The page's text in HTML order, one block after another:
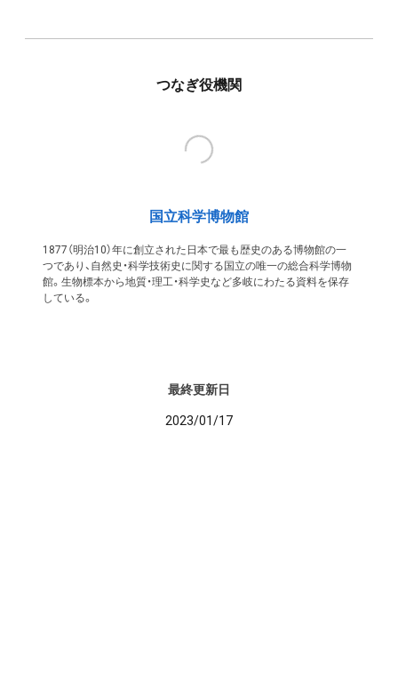
つなぎ役機関
国立科学博物館
1877（明治10）年に創立された日本で最も歴史のある博物館の一
つであり、自然史・科学技術史に関する国立の唯一の総合科学博物
館。生物標本から地質・理工・科学史など多岐にわたる資料を保存
している。
最終更新日
2023/01/17